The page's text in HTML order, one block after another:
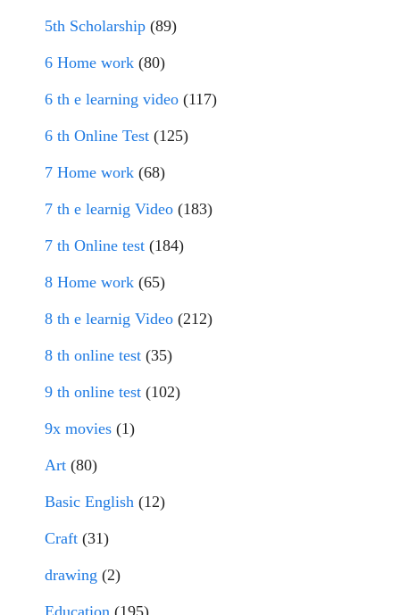
5th Scholarship (89)
6 Home work (80)
6 th e learning video (117)
6 th Online Test (125)
7 Home work (68)
7 th e learnig Video (183)
7 th Online test (184)
8 Home work (65)
8 th e learnig Video (212)
8 th online test (35)
9 th online test (102)
9x movies (1)
Art (80)
Basic English (12)
Craft (31)
drawing (2)